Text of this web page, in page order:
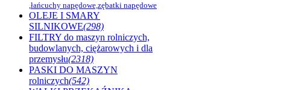
,łańcuchy napędowe,zębatki napędowe
OLEJE I SMARY
SILNIKOWE(298)
FILTRY do maszyn rolniczych,
budowlanych, ciężarowych i dla
przemysłu(2318)
PASKI DO MASZYN
rolniczych(542)